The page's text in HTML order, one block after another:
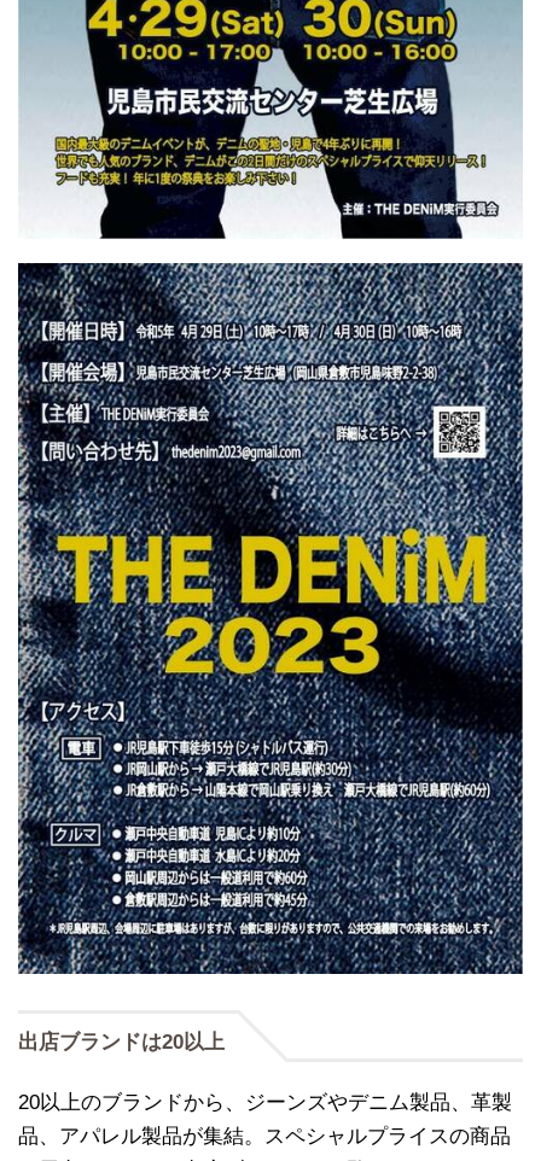
出店ブランドは20以上
20以上のブランドから、ジーンズやデニム製品、革製
品、アパレル製品が集結。スペシャルプライスの商品